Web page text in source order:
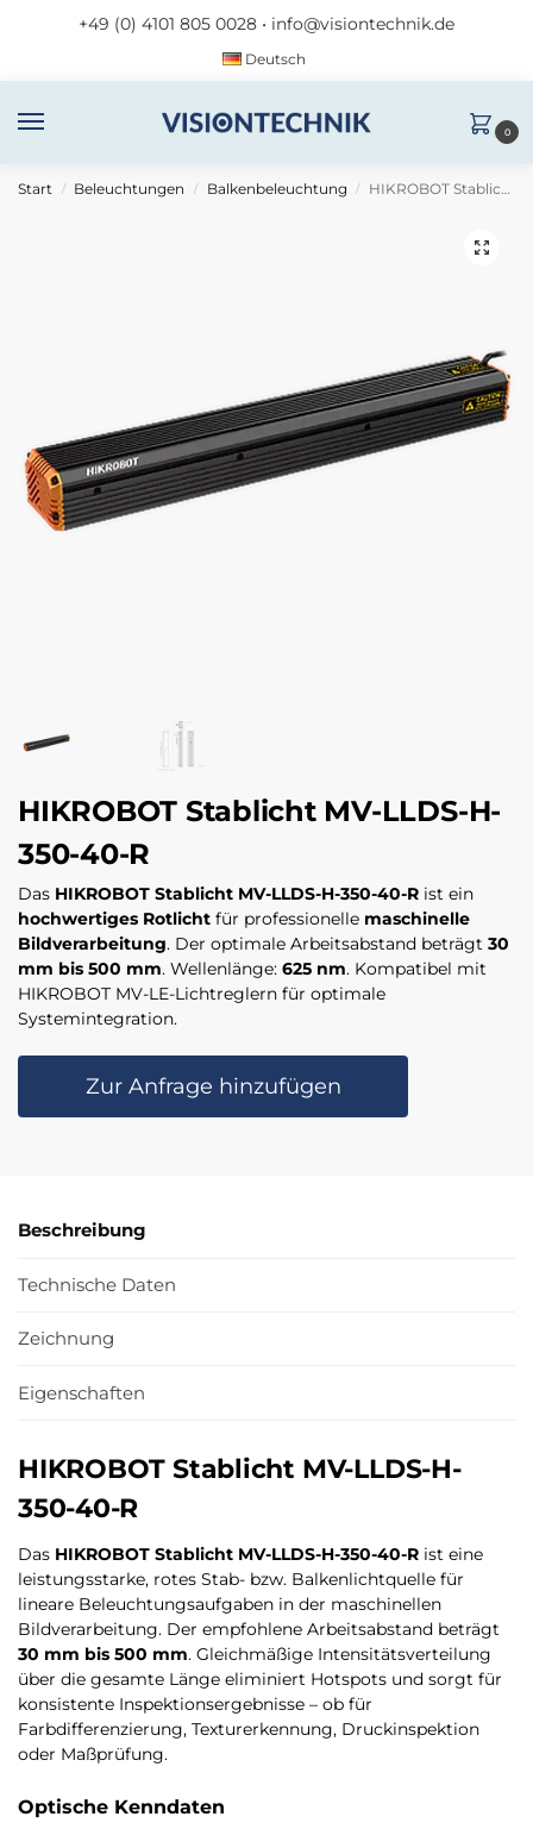
+49 (0) 4101 805 0028 • info@visiontechnik.de
Deutsch
0
Start / Beleuchtungen / Balkenbeleuchtung / HIKROBOT Stablicht MV-LLDS-H-350-40-R
HIKROBOT Stablicht MV-LLDS-H-
350-40-R
Das HIKROBOT Stablicht MV-LLDS-H-350-40-R ist ein
hochwertiges Rotlicht für professionelle maschinelle
Bildverarbeitung. Der optimale Arbeitsabstand beträgt 30
mm bis 500 mm. Wellenlänge: 625 nm. Kompatibel mit
HIKROBOT MV-LE-Lichtreglern für optimale
Systemintegration.
Zur Anfrage hinzufügen
Beschreibung
Technische Daten
Zeichnung
Eigenschaften
HIKROBOT Stablicht MV-LLDS-H-
350-40-R
Das HIKROBOT Stablicht MV-LLDS-H-350-40-R ist eine
leistungsstarke, rotes Stab- bzw. Balkenlichtquelle für
lineare Beleuchtungsaufgaben in der maschinellen
Bildverarbeitung. Der empfohlene Arbeitsabstand beträgt
30 mm bis 500 mm. Gleichmäßige Intensitätsverteilung
über die gesamte Länge eliminiert Hotspots und sorgt für
konsistente Inspektionsergebnisse – ob für
Farbdifferenzierung, Texturerkennung, Druckinspektion
oder Maßprüfung.
Optische Kenndaten